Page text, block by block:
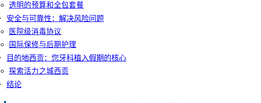
透明的预算和全包套餐
安全与可靠性：解决风险问题
医院级消毒协议
国际保修与后期护理
目的地西贡：您牙科植入假期的核心
探索活力之城西贡
结论